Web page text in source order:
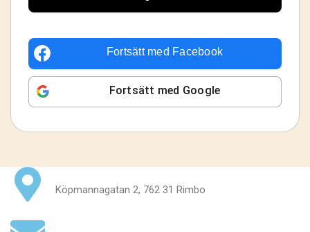
Fortsätt med Facebook
Fortsätt med Google
Köpmannagatan 2, 762 31 Rimbo